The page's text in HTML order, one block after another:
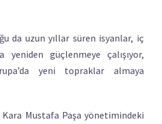
da uzun yıllar süren isyanlar, iç
yeniden güçlenmeye çalışıyor,
yeni topraklar almaya
Mustafa Paşa yönetimindeki